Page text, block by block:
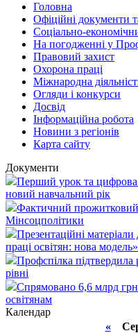
Головна
Офіційні документи
Соціально-
На погодженні у
Правовий захист
Охорона праці
Міжнародна
Огляди і конкурси
Досвід
Інформаційна робота
Новини з регіонів
Карта сайту
Документи
Перший урок та
новий навчальний рік
Фактичний прожитковий
Мінсоцполітики
Презентаційні
праці освітян: нова модель»
Профспілка підтвердила
рівні
Спрямовано 6,6 млрд грн
освітянам
Календар
«